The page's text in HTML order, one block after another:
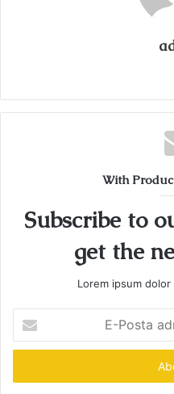
With
Subscribe to
get the
Lorem ipsum
Posta
adresinizi